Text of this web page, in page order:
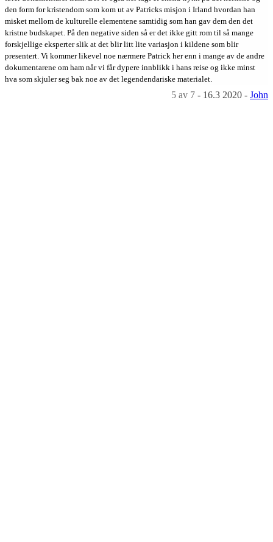
den form for kristendom som kom ut av Patricks misjon i Irland hvordan han
misket mellom de kulturelle elementene samtidig som han gav dem den det
kristne budskapet. På den negative siden så er det ikke gitt rom til så mange
forskjellige eksperter slik at det blir litt lite variasjon i kildene som blir
presentert. Vi kommer likevel noe nærmere Patrick her enn i mange av de andre
dokumentarene om ham når vi får dypere innblikk i hans reise og ikke minst
hva som skjuler seg bak noe av det legendendariske materialet.
5 av 7 - 16.3 2020 - John